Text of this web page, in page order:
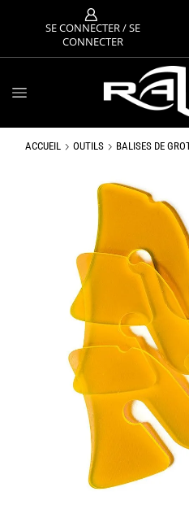
SE CONNECTER / SE
CONNECTER
ACCUEIL OUTILS BALISES DE